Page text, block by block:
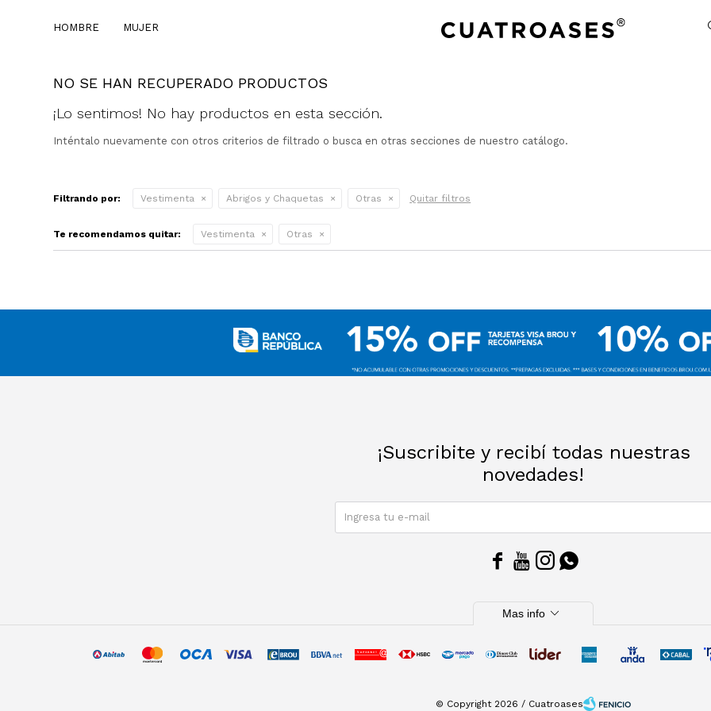
HOMBRE MUJER
NO SE HAN RECUPERADO PRODUCTOS
¡Lo sentimos! No hay productos en esta sección.
Inténtalo nuevamente con otros criterios de filtrado o busca en otras secciones de nuestro catálogo.
Filtrando por: Vestimenta Abrigos y Chaquetas Otras Quitar filtros
Te recomendamos quitar: Vestimenta Otras
¡Suscribite y recibí todas nuestras
novedades!
   
Mas info expand_more
© Copyright 2026 / Cuatroases